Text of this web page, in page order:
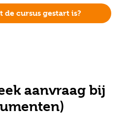
de cursus gestart is?
aanvraag bij